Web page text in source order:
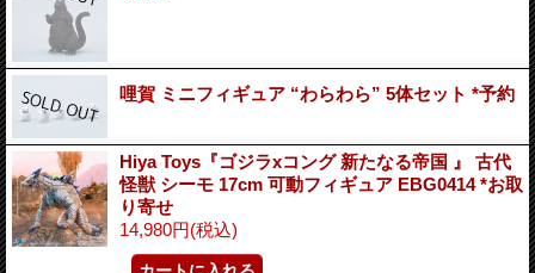
哩賀 ミニフィギュア “わらわら” 5体セット *予約
Hiya Toys『ゴジラxコング 新たなる帝国 』 古代
怪獣 シーモ 17cm 可動フィギュア EBG0414 *お取
り寄せ
14,980円(税込)